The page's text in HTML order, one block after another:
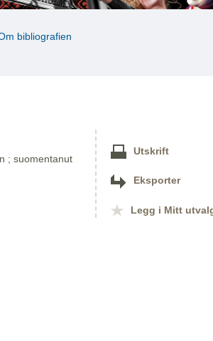
bibliografien
; suomentanut
Utskrift
Eksporter
Legg i Mitt